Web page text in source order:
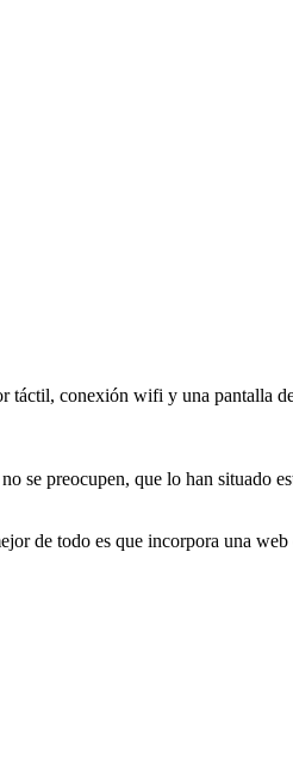
táctil, conexión wifi y una pantalla
preocupen, que lo han situado
de todo es que incorpora una